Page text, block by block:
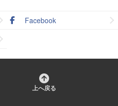
Facebook
上へ戻る